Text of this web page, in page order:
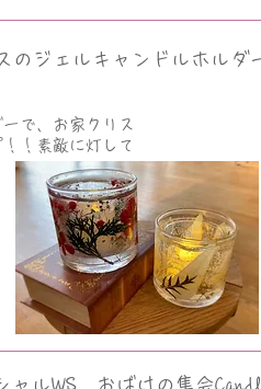
のジェルキャンドルホルダ
で、お家クリス
！素敵に灯して
ャルWS おばけの集会